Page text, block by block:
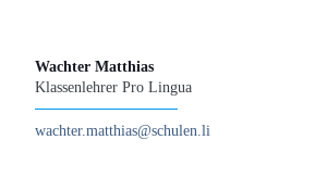
Wachter Matthias
Klassenlehrer Pro Lingua
wachter.matthias@schulen.li